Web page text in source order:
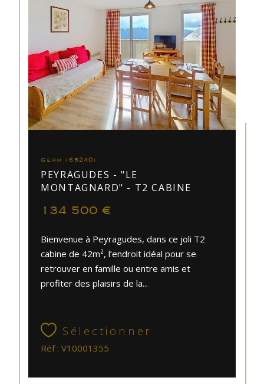
Germ (65240)
PEYRAGUDES - "LE
MONTAGNARD" - T2 CABINE
134 500 €
Bienvenue à Peyragudes, dans ce joli T2
cabine de 42m², l’endroit idéal pour se
retrouver en famille ou entre amis et
profiter des plaisirs de la...
Sélectionner
Réf : V10001355